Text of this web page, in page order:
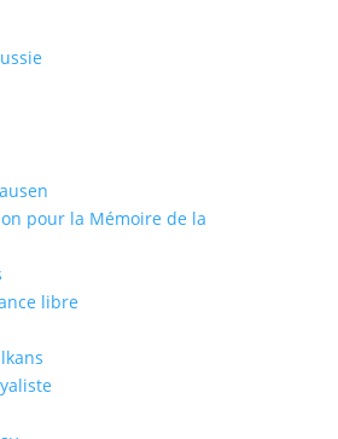
pour la Mémoire de la
libre